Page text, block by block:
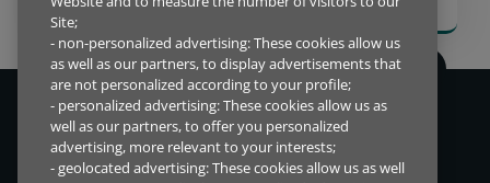
Vi lever i en tid med konstant endring, derfor ønsker vi å tilby
finansieringsløsninger som hjelper både mennesker og bedrifter
verden over.
Site;
- non-personalized advertising: These cookies allow us
as well as our partners, to display advertisements that
are not personalized according to your profile;
- personalized advertising: These cookies allow us as
well as our partners, to offer you personalized
advertising, more relevant to your interests;
- geolocated advertising: These cookies allow us as well